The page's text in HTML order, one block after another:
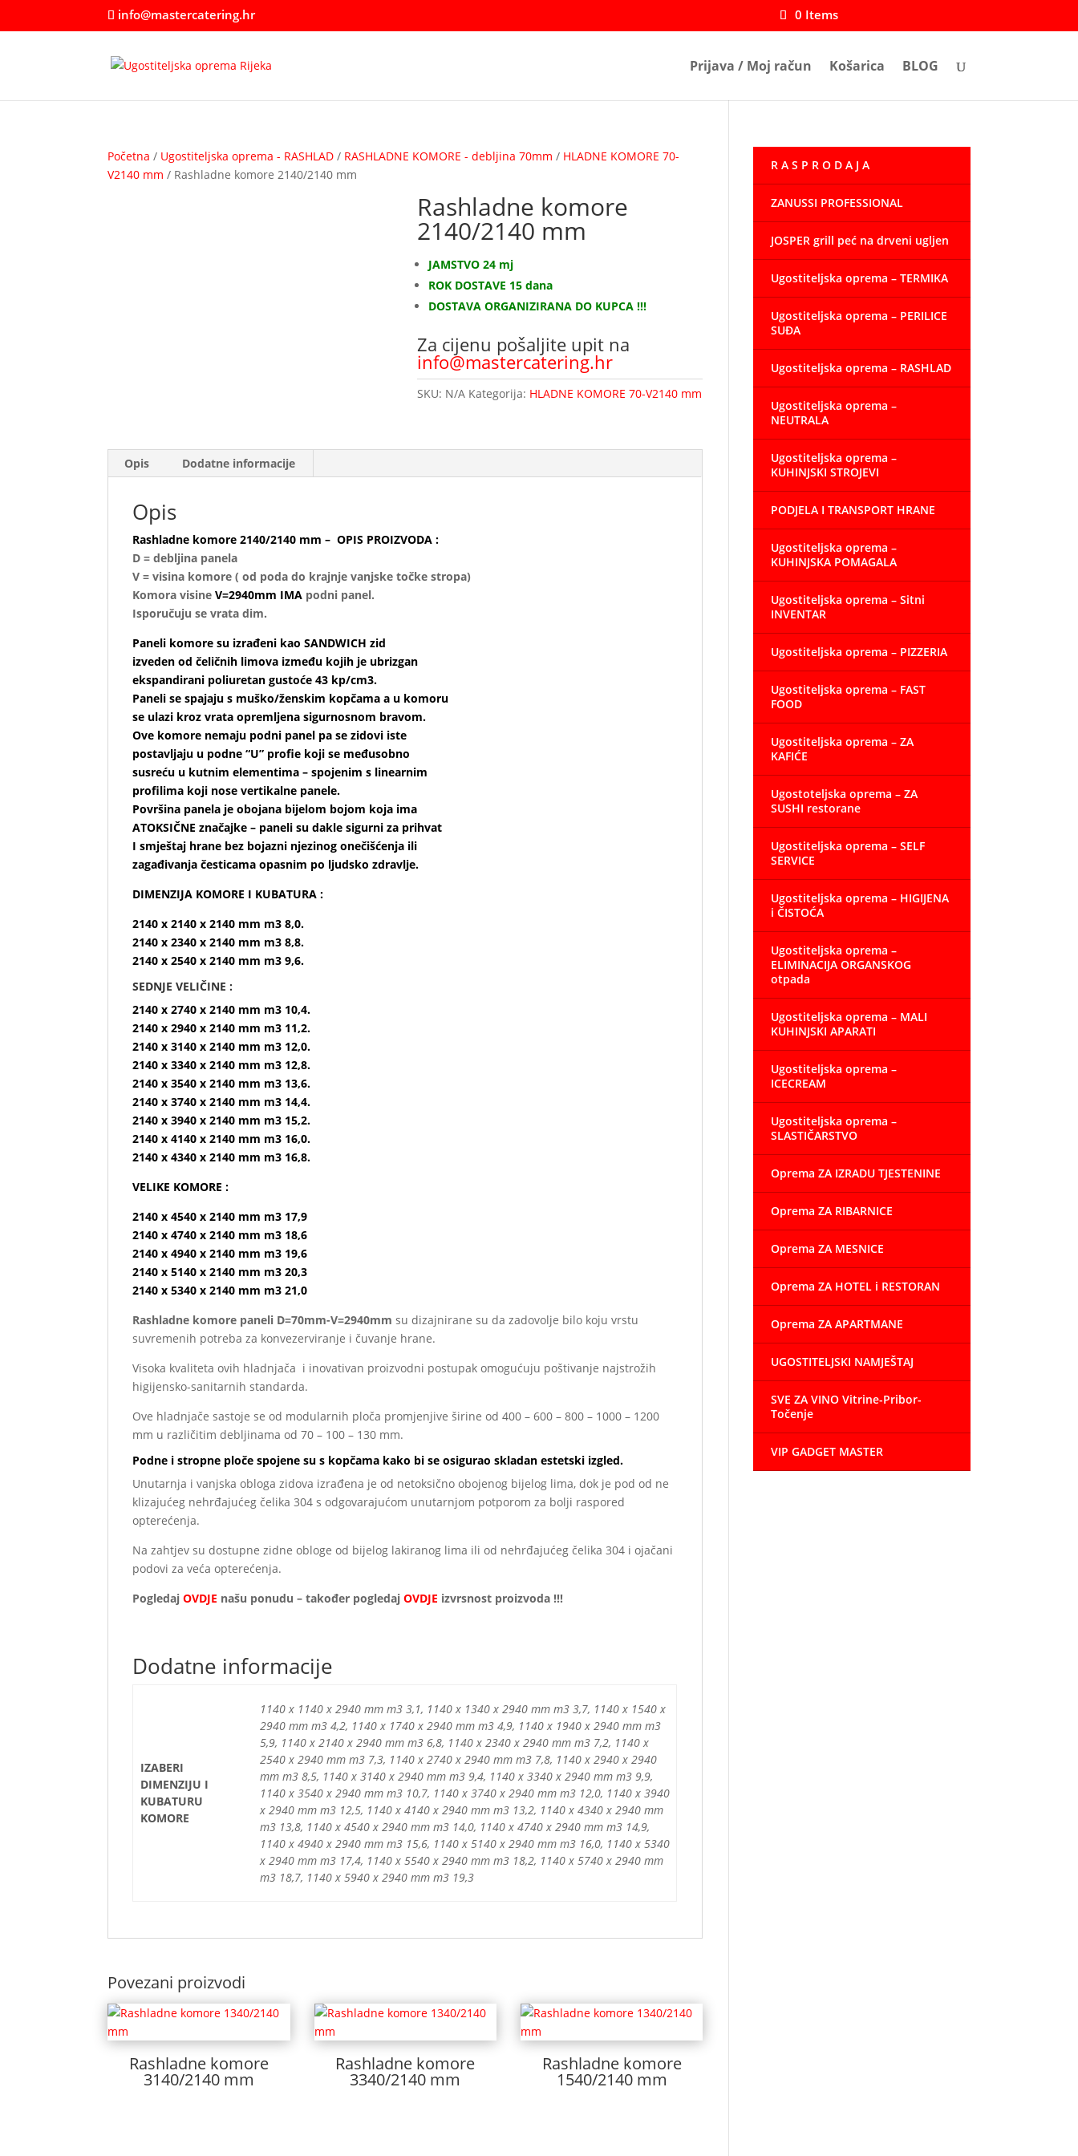
info@mastercatering.hr 0 Items
Prijava / Moj račun Košarica BLOG
Početna / Ugostiteljska oprema - RASHLAD / RASHLADNE KOMORE - debljina 70mm / HLADNE KOMORE 70-
V2140 mm / Rashladne komore 2140/2140 mm
Rashladne komore
2140/2140 mm
JAMSTVO 24 mj
ROK DOSTAVE 15 dana
DOSTAVA ORGANIZIRANA DO KUPCA !!!
Za cijenu pošaljite upit na
info@mastercatering.hr
SKU: N/A Kategorija: HLADNE KOMORE 70-V2140 mm
Opis Dodatne informacije
Opis
Rashladne komore 2140/2140 mm – OPIS PROIZVODA :
D = debljina panela
V = visina komore ( od poda do krajnje vanjske točke stropa)
Komora visineV=2940mm IMA podni panel.
Isporučuju se vrata dim.
Paneli komore su izrađeni kao SANDWICH zid
izveden od čeličnih limova između kojih je ubrizgan
ekspandirani poliuretan gustoće 43 kp/cm3.
Paneli se spajaju s muško/ženskim kopčama a u komoru
se ulazi kroz vrata opremljena sigurnosnom bravom.
Ove komore nemaju podni panel pa se zidovi iste
postavljaju u podne “U” profie koji se međusobno
susreću u kutnim elementima – spojenim s linearnim
profilima koji nose vertikalne panele.
Površina panela je obojana bijelom bojom koja ima
ATOKSIČNE značajke – paneli su dakle sigurni za prihvat
I smještaj hrane bez bojazni njezinog onečišćenja ili
zagađivanja česticama opasnim po ljudsko zdravlje.
DIMENZIJA KOMORE I KUBATURA :
2140 x 2140 x 2140 mm m3 8,0.
2140 x 2340 x 2140 mm m3 8,8.
2140 x 2540 x 2140 mm m3 9,6.
SEDNJE VELIČINE :
2140 x 2740 x 2140 mm m3 10,4.
2140 x 2940 x 2140 mm m3 11,2.
2140 x 3140 x 2140 mm m3 12,0.
2140 x 3340 x 2140 mm m3 12,8.
2140 x 3540 x 2140 mm m3 13,6.
2140 x 3740 x 2140 mm m3 14,4.
2140 x 3940 x 2140 mm m3 15,2.
2140 x 4140 x 2140 mm m3 16,0.
2140 x 4340 x 2140 mm m3 16,8.
VELIKE KOMORE :
2140 x 4540 x 2140 mm m3 17,9
2140 x 4740 x 2140 mm m3 18,6
2140 x 4940 x 2140 mm m3 19,6
2140 x 5140 x 2140 mm m3 20,3
2140 x 5340 x 2140 mm m3 21,0
Rashladne komore paneli D=70mm-V=2940mmsu dizajnirane su da zadovolje bilo koju vrstu
suvremenih potreba za konvezerviranje i čuvanje hrane.
Visoka kvaliteta ovih hladnjača i inovativan proizvodni postupak omogućuju poštivanje najstrožih
higijensko-sanitarnih standarda.
Ove hladnjače sastoje se od modularnih ploča promjenjive širine od 400 – 600 – 800 – 1000 – 1200
mm u različitim debljinama od 70 – 100 – 130 mm.
Podne i stropne ploče spojene su s kopčama kako bi se osigurao skladan estetski izgled.
Unutarnja i vanjska obloga zidova izrađena je od netoksično obojenog bijelog lima, dok je pod od ne
klizajućeg nehrđajućeg čelika 304 s odgovarajućom unutarnjom potporom za bolji raspored
opterećenja.
Na zahtjev su dostupne zidne obloge od bijelog lakiranog lima ili od nehrđajućeg čelika 304 i ojačani
podovi za veća opterećenja.
PogledajOVDJE našu ponudu – također pogledajOVDJE izvrsnost proizvoda !!!
Dodatne informacije
IZABERI
DIMENZIJU I
KUBATURU
KOMORE
1140 x 1140 x 2940 mm m3 3,1, 1140 x 1340 x 2940 mm m3 3,7, 1140 x 1540 x
2940 mm m3 4,2, 1140 x 1740 x 2940 mm m3 4,9, 1140 x 1940 x 2940 mm m3
5,9, 1140 x 2140 x 2940 mm m3 6,8, 1140 x 2340 x 2940 mm m3 7,2, 1140 x
2540 x 2940 mm m3 7,3, 1140 x 2740 x 2940 mm m3 7,8, 1140 x 2940 x 2940
mm m3 8,5, 1140 x 3140 x 2940 mm m3 9,4, 1140 x 3340 x 2940 mm m3 9,9,
1140 x 3540 x 2940 mm m3 10,7, 1140 x 3740 x 2940 mm m3 12,0, 1140 x 3940
x 2940 mm m3 12,5, 1140 x 4140 x 2940 mm m3 13,2, 1140 x 4340 x 2940 mm
m3 13,8, 1140 x 4540 x 2940 mm m3 14,0, 1140 x 4740 x 2940 mm m3 14,9,
1140 x 4940 x 2940 mm m3 15,6, 1140 x 5140 x 2940 mm m3 16,0, 1140 x 5340
x 2940 mm m3 17,4, 1140 x 5540 x 2940 mm m3 18,2, 1140 x 5740 x 2940 mm
m3 18,7, 1140 x 5940 x 2940 mm m3 19,3
Povezani proizvodi
Rashladne komore
3140/2140 mm
Rashladne komore
3340/2140 mm
Rashladne komore
1540/2140 mm
R A S P R O D A J A
ZANUSSI PROFESSIONAL
JOSPER grill peć na drveni ugljen
Ugostiteljska oprema – TERMIKA
Ugostiteljska oprema – PERILICE
SUĐA
Ugostiteljska oprema – RASHLAD
Ugostiteljska oprema –
NEUTRALA
Ugostiteljska oprema –
KUHINJSKI STROJEVI
PODJELA I TRANSPORT HRANE
Ugostiteljska oprema –
KUHINJSKA POMAGALA
Ugostiteljska oprema – Sitni
INVENTAR
Ugostiteljska oprema – PIZZERIA
Ugostiteljska oprema – FAST
FOOD
Ugostiteljska oprema – ZA
KAFIĆE
Ugostoteljska oprema – ZA
SUSHI restorane
Ugostiteljska oprema – SELF
SERVICE
Ugostiteljska oprema – HIGIJENA
i ČISTOĆA
Ugostiteljska oprema –
ELIMINACIJA ORGANSKOG
otpada
Ugostiteljska oprema – MALI
KUHINJSKI APARATI
Ugostiteljska oprema –
ICECREAM
Ugostiteljska oprema –
SLASTIČARSTVO
Oprema ZA IZRADU TJESTENINE
Oprema ZA RIBARNICE
Oprema ZA MESNICE
Oprema ZA HOTEL i RESTORAN
Oprema ZA APARTMANE
UGOSTITELJSKI NAMJEŠTAJ
SVE ZA VINO Vitrine-Pribor-
Točenje
VIP GADGET MASTER